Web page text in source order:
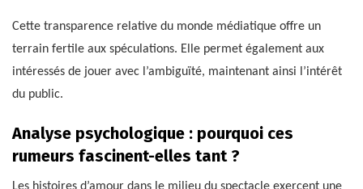
Cette transparence relative du monde médiatique offre un
terrain fertile aux spéculations. Elle permet également aux
intéressés de jouer avec l’ambiguïté, maintenant ainsi l’intérêt
du public.
Analyse psychologique : pourquoi ces
rumeurs fascinent-elles tant ?